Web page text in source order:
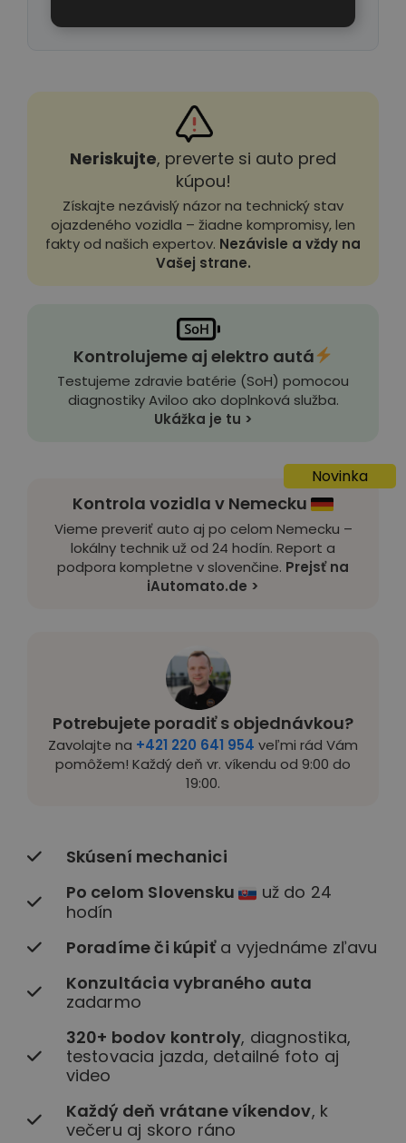
Potrebujete poradiť s objednávkou?
Zavolajte na +421 220 641 954 veľmi rád Vám
pomôžem! Každý deň vr. víkendu od 9:00 do
19:00.
Skúsení mechanici
Po celom Slovensku
už do 24
hodín
Poradíme či kúpiťa vyjednáme zľavu
Konzultácia vybraného auta
zadarmo
320+ bodov kontroly, diagnostika,
testovacia jazda, detailné foto aj
video
Každý deň vrátane víkendov, k
večeru aj skoro ráno
Neriskujte, preverte si auto pred
kúpou!
Získajte nezávislý názor na technický stav
ojazdeného vozidla – žiadne kompromisy, len
fakty od našich expertov. Nezávisle a vždy na
Vašej strane.
Kontrolujeme aj elektro autá
Testujeme zdravie batérie (SoH) pomocou
diagnostiky Aviloo ako doplnková služba.
Ukážka je tu >
Novinka
Kontrola vozidla v Nemecku
Vieme preveriť auto aj po celom Nemecku –
lokálny technik už od 24 hodín. Report a
podpora kompletne v slovenčine. Prejsť na
iAutomato.de >